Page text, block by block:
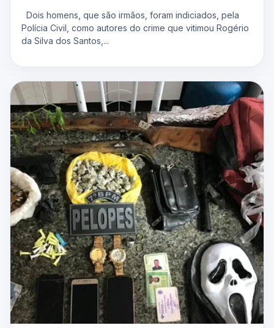
Dois homens, que são irmãos, foram indiciados, pela
Polícia Civil, como autores do crime que vitimou Rogério
da Silva dos Santos,...